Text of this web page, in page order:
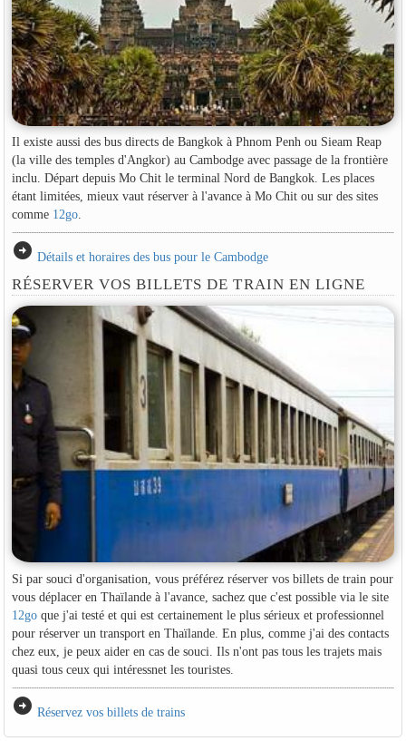
Il existe aussi des bus directs de Bangkok à Phnom Penh ou Sieam Reap
(la ville des temples d'Angkor) au Cambodge avec passage de la frontière
inclu. Départ depuis Mo Chit le terminal Nord de Bangkok. Les places
étant limitées, mieux vaut réserver à l'avance à Mo Chit ou sur des sites
comme 12go.
arrow_circle_right Détails et horaires des bus pour le Cambodge
RÉSERVER VOS BILLETS DE TRAIN EN LIGNE
Si par souci d'organisation, vous préférez réserver vos billets de train pour
vous déplacer en Thaïlande à l'avance, sachez que c'est possible via le site
12goque j'ai testé et qui est certainement le plus sérieux et professionnel
pour réserver un transport en Thaïlande. En plus, comme j'ai des contacts
chez eux, je peux aider en cas de souci. Ils n'ont pas tous les trajets mais
quasi tous ceux qui intéressnet les touristes.
arrow_circle_right Réservez vos billets de trains